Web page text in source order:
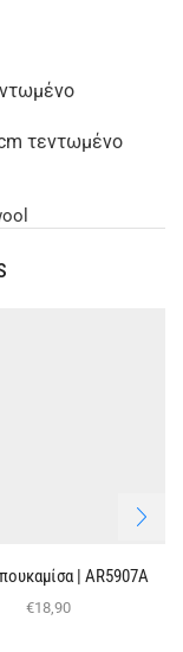
τεντωμένο
| ΑR5907Α
€18,90